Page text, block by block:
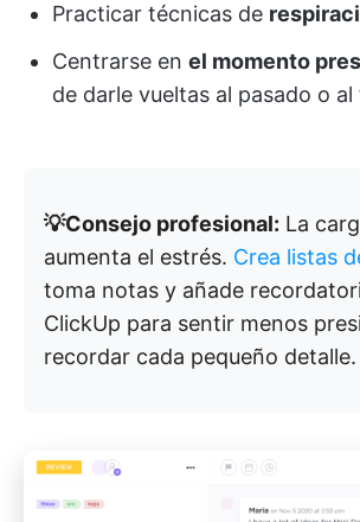
Practicar técnicas de
Centrarse en el momento
de darle vueltas al pasado o
💡Consejo profesional: La
aumenta el estrés. Crea listas
toma notas y añade
ClickUp para sentir menos
recordar cada pequeño detalle.